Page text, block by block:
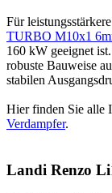
Für
TURBO M10x1
160 kW geeignet
robuste Bauweise
stabilen
Hier finden Sie alle
Verdampfer.
Landi Renzo